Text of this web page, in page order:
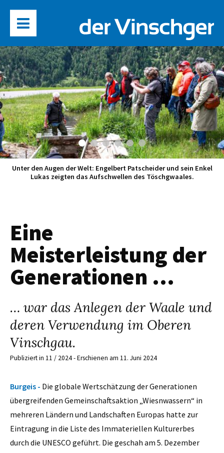
Unter den Augen der Welt: Engelbert Patscheider und sein Enkel
Lukas zeigten das Aufschwellen des Töschgwaales.
Eine
Meisterleistung der
Generationen …
… war das Anlegen der Waale und
deren Verwendung im Oberen
Vinschgau.
Publiziert in 11 / 2024 - Erschienen am 11. Juni 2024
Burgeis - Die globale Wertschätzung der Generationen
übergreifenden Gemeinschaftsaktion „Wiesnwassern“ in
mehreren Ländern und Landschaften Europas hatte zur
Eintragung in die Liste des Immateriellen Kulturerbes
durch die UNESCO geführt. Die geschah am 5. Dezember